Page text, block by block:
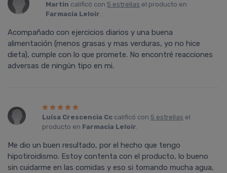
Martin calificó con 5 estrellas el producto en
Farmacia Leloir.
Acompañado con ejercicios diarios y una buena
alimentación (menos grasas y mas verduras, yo no hice
dieta), cumple con lo que promete. No encontré reacciones
adversas de ningún tipo en mi.
Luisa Crescencia Cccalificó con 5 estrellas el
producto en Farmacia Leloir.
Me dio un buen resultado, por el hecho que tengo
hipotiroidismo. Estoy contenta con el producto, lo bueno
sin cuidarme en las comidas y eso si tomando mucha agua,